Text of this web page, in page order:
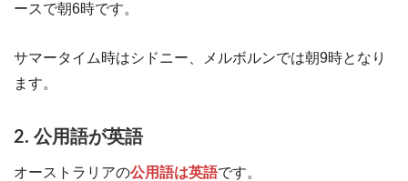
ースで朝6時です。
サマータイム時はシドニー、メルボルンでは朝9時となり
ます。
2. 公用語が英語
オーストラリアの公用語は英語です。